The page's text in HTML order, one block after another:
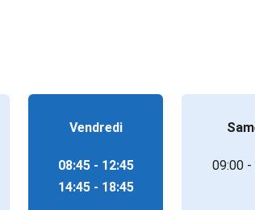
Vendredi
08:45 - 12:45
14:45 - 18:45
09:00 -